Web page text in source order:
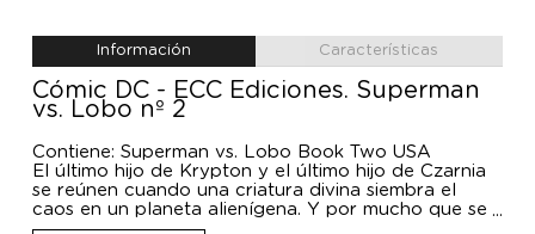
Información Características
Cómic DC - ECC Ediciones. Superman
vs. Lobo nº 2
Contiene: Superman vs. Lobo Book Two USA
El último hijo de Krypton y el último hijo de Czarnia
se reúnen cuando una criatura divina siembra el
caos en un planeta alienígena. Y por mucho que se
empeñen en lo contrario, Superman y Lobo unen su